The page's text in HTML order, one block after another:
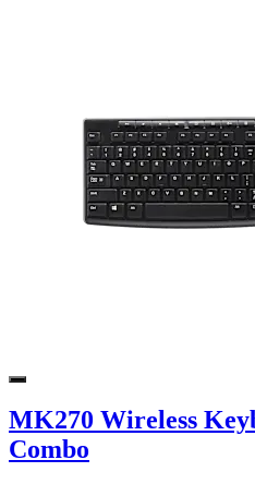
MK270 Wireless
Combo